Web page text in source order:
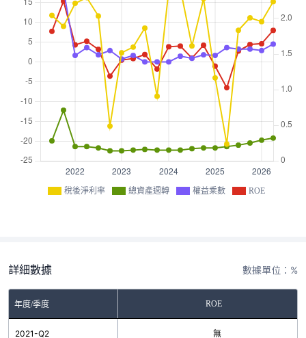
稅後淨利率 總資產週轉 權益乘數 ROE
詳細數據 數據單位：%
年度/季度 ROE
2021-Q2 無